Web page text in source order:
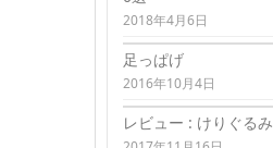
2018年4月6日
足っぱげ
2016年10月4日
レビュー : けりぐるみ